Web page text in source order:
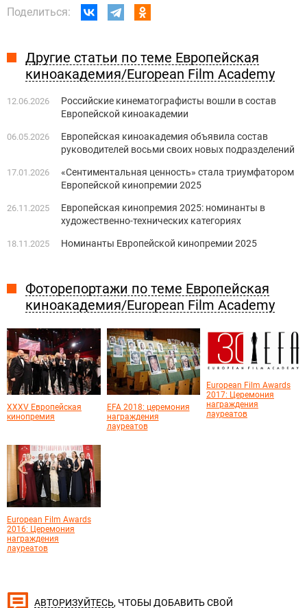
Поделиться:
Другие статьи по теме Европейская
киноакадемия/European Film Academy
12.06.2026
Российские кинематографисты вошли в состав
Европейской киноакадемии
06.05.2026
Европейская киноакадемия объявила состав
руководителей восьми своих новых подразделений
17.01.2026
«Сентиментальная ценность» стала триумфатором
Европейской кинопремии 2025
26.11.2025
Европейская кинопремия 2025: номинанты в
художественно-технических категориях
18.11.2025 Номинанты Европейской кинопремии 2025
Фоторепортажи по теме Европейская
киноакадемия/European Film Academy
XXXV Европейская
кинопремия
EFA 2018: церемония
награждения
лауреатов
European Film Awards
2017: Церемония
награждения
лауреатов
European Film Awards
2016: Церемония
награждения
лауреатов
АВТОРИЗУЙТЕСЬ, ЧТОБЫ ДОБАВИТЬ СВОЙ